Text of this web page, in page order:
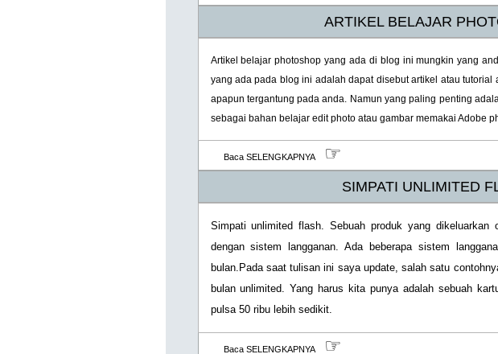
ARTIKEL BELAJAR
Artikel belajar photoshop yang ada di blog ini mungkin yang
yang ada pada blog ini adalah dapat disebut artikel atau
apapun tergantung pada anda. Namun yang paling penting
sebagai bahan belajar edit photo atau gambar memakai Adobe
Baca SELENGKAPNYA ☞
SIMPATI UNLIMITED
Simpati unlimited flash. Sebuah produk yang dikeluarkan
dengan sistem langganan. Ada beberapa sistem
bulan.Pada saat tulisan ini saya update, salah satu
bulan unlimited. Yang harus kita punya adalah sebuah
pulsa 50 ribu lebih sedikit.
Baca SELENGKAPNYA ☞